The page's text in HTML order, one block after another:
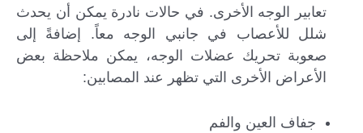
تعابير الوجه الأخرى. في حالات نادرة يمكن أن يحدث
شلل للأعصاب في جانبي الوجه معاً. إضافةً إلى
صعوبة تحريك عضلات الوجه، يمكن ملاحظة بعض
الأعراض الأخرى التي تظهر عند المصابين:
جفاف العين والفم